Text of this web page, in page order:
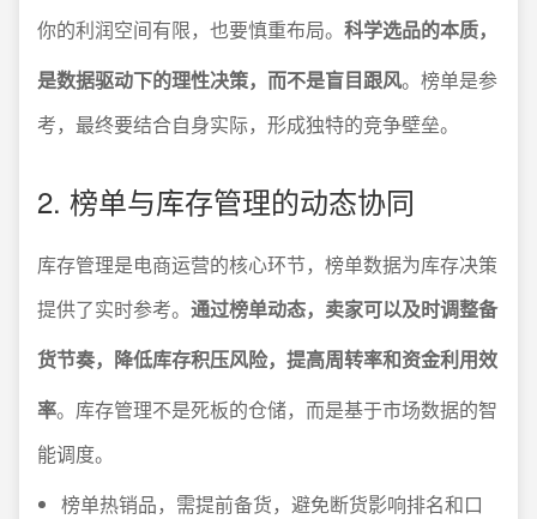
你的利润空间有限，也要慎重布局。 科学选品的本质，
是数据驱动下的理性决策，而不是盲目跟风。榜单是参
考，最终要结合自身实际，形成独特的竞争壁垒。
2. 榜单与库存管理的动态协同
库存管理是电商运营的核心环节，榜单数据为库存决策
提供了实时参考。 通过榜单动态，卖家可以及时调整备
货节奏，降低库存积压风险，提高周转率和资金利用效
率。库存管理不是死板的仓储，而是基于市场数据的智
能调度。
榜单热销品，需提前备货，避免断货影响排名和口